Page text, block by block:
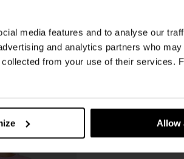
media features and to analyse our
and analytics partners who
from your use of their services.
Allow
obniżką 95,83 zł
83,00 zł
239,00 zł -65%
Najniższa cena z 30 dni przed